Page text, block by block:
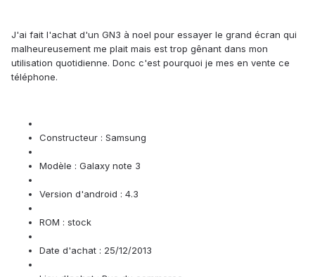
J'ai fait l'achat d'un GN3 à noel pour essayer le grand écran qui
malheureusement me plait mais est trop gênant dans mon
utilisation quotidienne. Donc c'est pourquoi je mes en vente ce
téléphone.
Constructeur : Samsung
Modèle : Galaxy note 3
Version d'android : 4.3
ROM : stock
Date d'achat : 25/12/2013